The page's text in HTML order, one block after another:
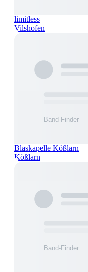
limitless
Vilshofen
Blaskapelle Kößlarn
Kößlarn